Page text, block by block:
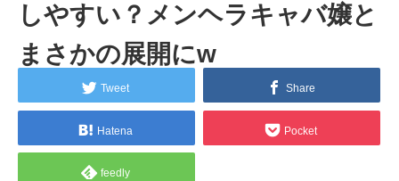
しやすい？メンヘラキャバ嬢と
まさかの展開にw
Tweet Share
Hatena Pocket
feedly